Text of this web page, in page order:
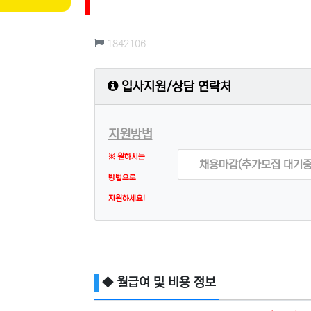
컨텐츠 정보
1842106조회
입사지원/상담 연락처
지원방법
※ 원하시는
방법으로
지원하세요!
채용마감(추가모집 대기
◆ 월급여 및 비용 정보